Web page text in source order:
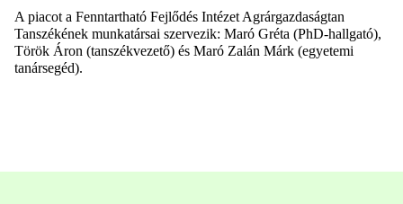
A piacot a Fenntartható Fejlődés Intézet Agrárgazdaságtan
Tanszékének munkatársai szervezik: Maró Gréta (PhD-hallgató),
Török Áron (tanszékvezető) és Maró Zalán Márk (egyetemi
tanársegéd).